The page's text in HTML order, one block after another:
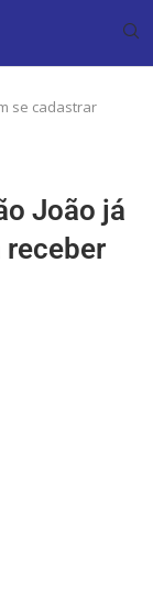
se cadastrar
João já
receber